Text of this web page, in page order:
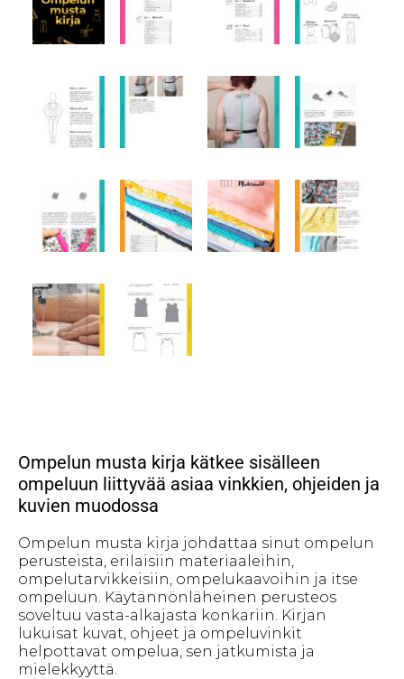
Ompelun musta kirja kätkee sisälleen
ompeluun liittyvää asiaa vinkkien, ohjeiden ja
kuvien muodossa
Ompelun musta kirja johdattaa sinut ompelun
perusteista, erilaisiin materiaaleihin,
ompelutarvikkeisiin, ompelukaavoihin ja itse
ompeluun. Käytännönläheinen perusteos
soveltuu vasta-alkajasta konkariin. Kirjan
lukuisat kuvat, ohjeet ja ompeluvinkit
helpottavat ompelua, sen jatkumista ja
mielekkyyttä.